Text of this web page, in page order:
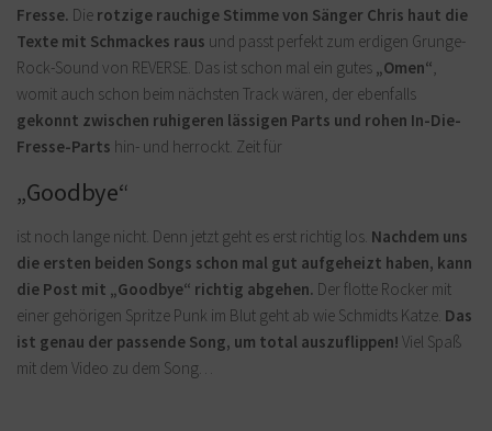
Fresse. Die rotzige rauchige Stimme von Sänger Chris haut die
Texte mit Schmackes raus und passt perfekt zum erdigen Grunge-
Rock-Sound von REVERSE. Das ist schon mal ein gutes „Omen“,
womit auch schon beim nächsten Track wären, der ebenfalls
gekonnt zwischen ruhigeren lässigen Parts und rohen In-Die-
Fresse-Parts hin- und herrockt. Zeit für
„Goodbye“
ist noch lange nicht. Denn jetzt geht es erst richtig los. Nachdem uns
die ersten beiden Songs schon mal gut aufgeheizt haben, kann
die Post mit „Goodbye“ richtig abgehen. Der flotte Rocker mit
einer gehörigen Spritze Punk im Blut geht ab wie Schmidts Katze. Das
ist genau der passende Song, um total auszuflippen! Viel Spaß
mit dem Video zu dem Song…